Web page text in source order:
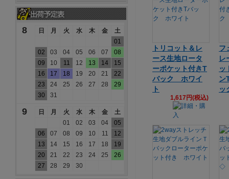
トリコット＆レ
ース生地ロータ
ーポケット付きT
バック ホワイ
ト
1,617円(税込)
フ
レ
ッ
ン
ッ
8 日 月 火 水 木 金
土
01
02
03 04 05 06 07
08
09
10 11 12 13 14
15
16
17 18 19 20 21
22
23
24 25 26 27 28
29
30
31
9 日 月 火 水 木 金
土
01
02 03 04
05
06
07 08 09 10 11
12
13
14 15 16 17 18
19
20
21 22 23 24 25
26
27
28 29 30